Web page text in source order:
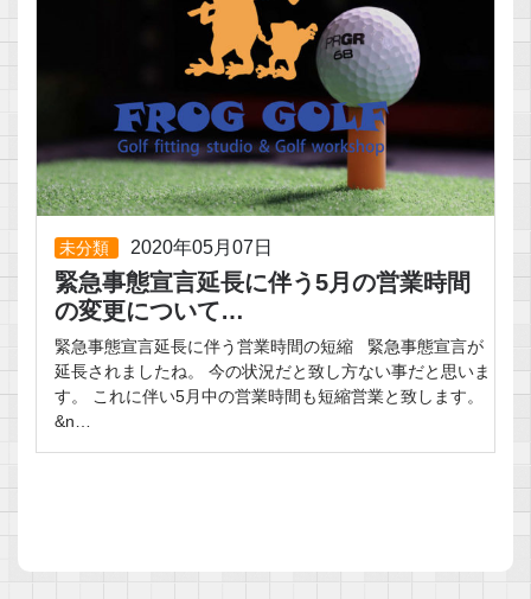
未分類 2020年05月07日
緊急事態宣言延長に伴う5月の営業時間
の変更について…
緊急事態宣言延長に伴う営業時間の短縮 緊急事態宣言が
延長されましたね。 今の状況だと致し方ない事だと思いま
す。 これに伴い5月中の営業時間も短縮営業と致します。
&n…